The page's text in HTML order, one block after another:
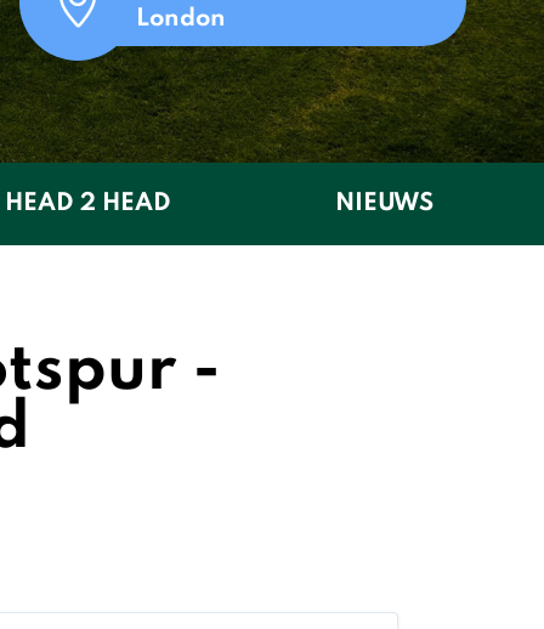
London
HEAD 2 HEAD NIEUWS
-